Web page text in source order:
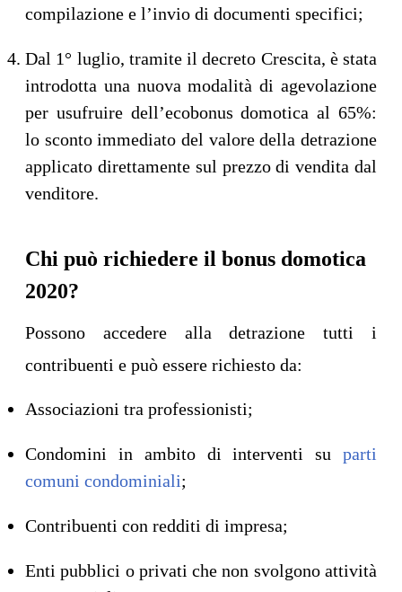
compilazione e l’invio di documenti specifici;
Dal 1° luglio, tramite il decreto Crescita, è stata
introdotta una nuova modalità di agevolazione
per usufruire dell’ecobonus domotica al 65%:
lo sconto immediato del valore della detrazione
applicato direttamente sul prezzo di vendita dal
venditore.
Chi può richiedere il bonus domotica
2020?
Possono accedere alla detrazione tutti i
contribuenti e può essere richiesto da:
Associazioni tra professionisti;
Condomini in ambito di interventi su parti
comuni condominiali;
Contribuenti con redditi di impresa;
Enti pubblici o privati che non svolgono attività